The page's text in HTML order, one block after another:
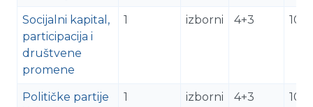
Socijalni kapital,
participacija i
društvene
promene
1 izborni 4+3 10
Političke partije
1 izborni 4+3 10